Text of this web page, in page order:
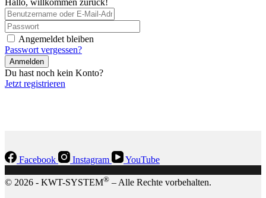
Hallo, willkommen zurück!
Angemeldet bleiben
Passwort vergessen?
Anmelden
Du hast noch kein Konto?
Jetzt registrieren
Facebook Instagram YouTube
© 2026 - KWT-SYSTEM® – Alle Rechte vorbehalten.